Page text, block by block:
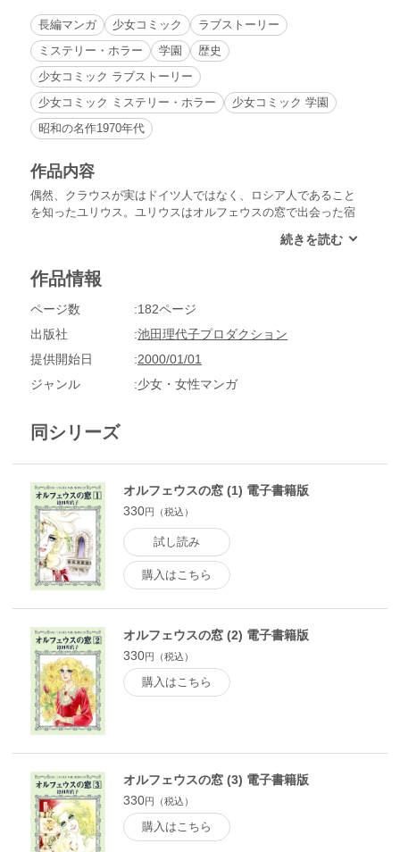
長編マンガ 少女コミック
ラブストーリー
ミステリー・ホラー
学園
歴史
少女コミック ラブストーリー
少女コミック ミステリー・ホラー
少女コミック 学園
昭和の名作1970年代
作品内容
偶然、クラウスが実はドイツ人ではなく、ロシア人であること
を知ったユリウス。ユリウスはオルフェウスの窓で出会った宿
クの才能を買うヴィルクリヒ先生は、復活祭の後、レーゲンス
フレデリーケははじめての兄の舞台のために新しい服を用意し
作品情報
ページ数
182ページ
出版社
池田理代子プロダクション
提供開始日
2000/01/01
ジャンル
少女・女性マンガ
同シリーズ
オルフェウスの窓 (1) 電子書籍版
330円（税込）
試し読み
購入はこちら
オルフェウスの窓 (2) 電子書籍版
330円（税込）
購入はこちら
オルフェウスの窓 (3) 電子書籍版
330円（税込）
購入はこちら